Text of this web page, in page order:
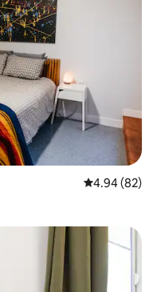
औसत रेटिंग 5 में
4.94 (82)